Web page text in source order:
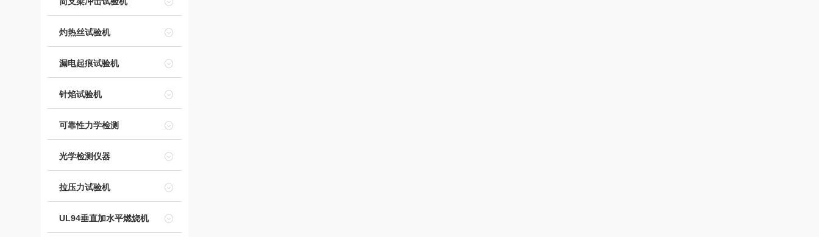
灼热丝试验机
漏电起痕试验机
针焰试验机
可靠性力学检测
光学检测仪器
拉压力试验机
UL94垂直加水平燃烧机